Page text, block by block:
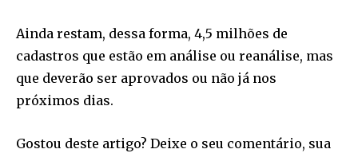
Ainda restam, dessa forma, 4,5 milhões de
cadastros que estão em análise ou reanálise, mas
que deverão ser aprovados ou não já nos
próximos dias.
Gostou deste artigo? Deixe o seu comentário, sua